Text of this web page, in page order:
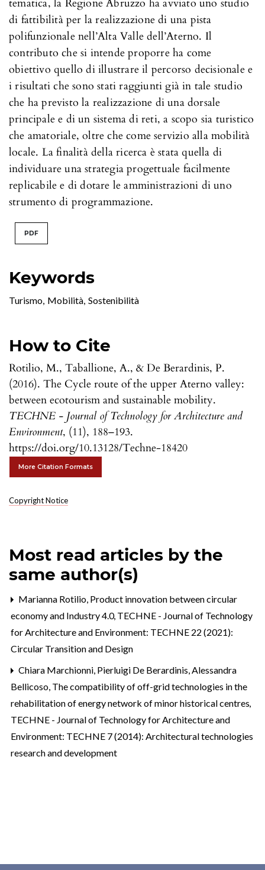
Keywords
Turismo, Mobilità, Sostenibilità
How to Cite
Rotilio, M., Taballione, A., & De Berardinis, P.
(2016). The Cycle route of the upper Aterno valley:
between ecotourism and sustainable mobility.
TECHNE - Journal of Technology for Architecture and
Environment, (11), 188–193.
https://doi.org/10.13128/Techne-18420
More Citation Formats
Copyright Notice
tematica, la Regione Abruzzo ha avviato uno studio
di fattibilità per la realizzazione di una pista
polifunzionale nell’Alta Valle dell’Aterno. Il
contributo che si intende proporre ha come
obiettivo quello di illustrare il percorso decisionale e
i risultati che sono stati raggiunti già in tale studio
che ha previsto la realizzazione di una dorsale
principale e di un sistema di reti, a scopo sia turistico
che amatoriale, oltre che come servizio alla mobilità
locale. La finalità della ricerca è stata quella di
individuare una strategia progettuale facilmente
replicabile e di dotare le amministrazioni di uno
strumento di programmazione.
PDF
Most read articles by the
same author(s)
Marianna Rotilio, Product innovation between circular
economy and Industry 4.0, TECHNE - Journal of Technology
for Architecture and Environment: TECHNE 22 (2021):
Circular Transition and Design
Chiara Marchionni, Pierluigi De Berardinis, Alessandra
Bellicoso, The compatibility of off-grid technologies in the
rehabilitation of energy network of minor historical centres,
TECHNE - Journal of Technology for Architecture and
Environment: TECHNE 7 (2014): Architectural technologies
research and development